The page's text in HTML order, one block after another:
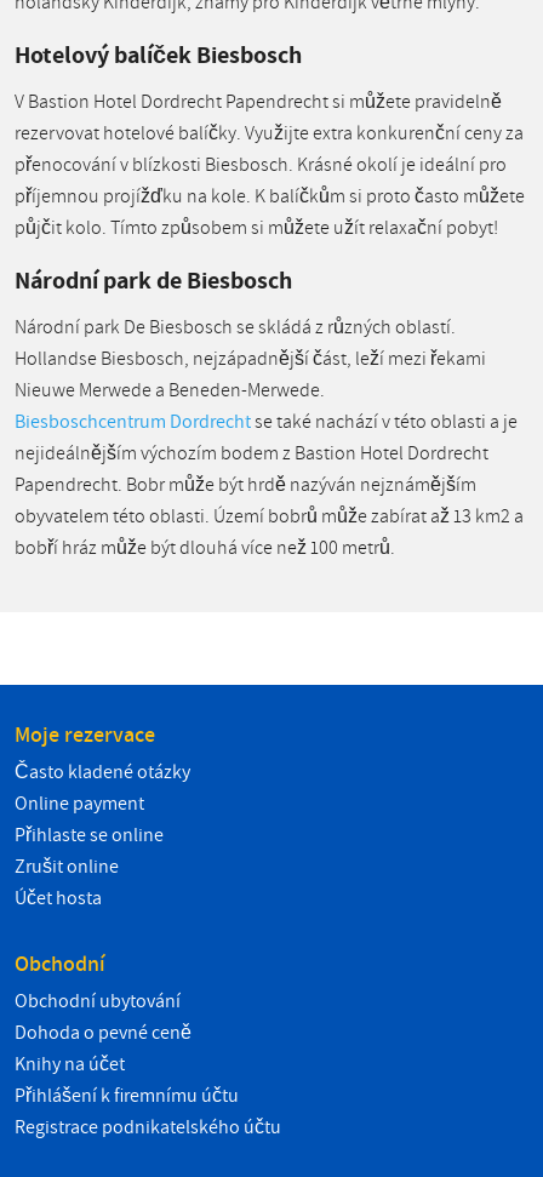
Hotelový balíček Biesbosch
V Bastion Hotel Dordrecht Papendrecht si můžete pravidelně
rezervovat hotelové balíčky. Využijte extra konkurenční ceny za
přenocování v blízkosti Biesbosch. Krásné okolí je ideální pro
příjemnou projížďku na kole. K balíčkům si proto často můžete
půjčit kolo. Tímto způsobem si můžete užít relaxační pobyt!
Národní park de Biesbosch
Národní park De Biesbosch se skládá z různých oblastí.
Hollandse Biesbosch, nejzápadnější část, leží mezi řekami
Nieuwe Merwede a Beneden-Merwede.
Biesboschcentrum Dordrechtse také nachází v této oblasti a je
nejideálnějším výchozím bodem z Bastion Hotel Dordrecht
Papendrecht. Bobr může být hrdě nazýván nejznámějším
obyvatelem této oblasti. Území bobrů může zabírat až 13 km2 a
bobří hráz může být dlouhá více než 100 metrů.
Moje rezervace
Často kladené otázky
Online payment
Přihlaste se online
Zrušit online
Účet hosta
Obchodní
Obchodní ubytování
Dohoda o pevné ceně
Knihy na účet
Přihlášení k firemnímu účtu
Registrace podnikatelského účtu